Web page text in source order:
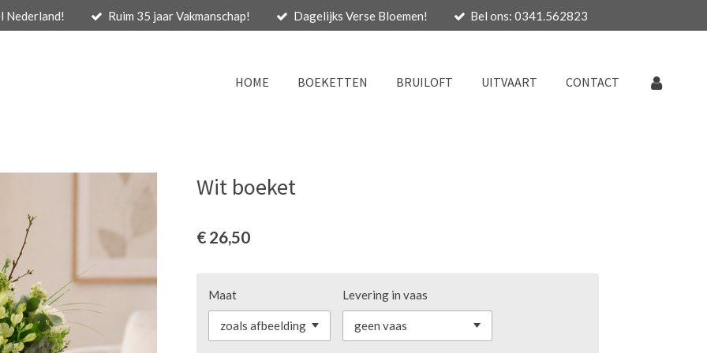
Nederland! Ruim 35 jaar Vakmanschap! Dagelijks Verse Bloemen! Bel ons: 0341.562823
HOME BOEKETTEN BRUILOFT UITVAART CONTACT
Wit boeket
€ 26,50
Maat Levering in vaas